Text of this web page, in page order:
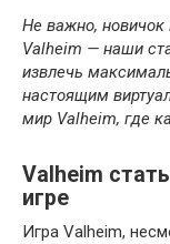
Не важно,
Valheim — наши
извлечь
настоящим
мир Valheim, где
Valheim
игре
Игра Valheim,